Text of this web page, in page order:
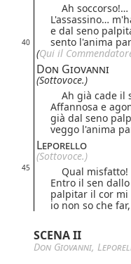
Ah
L'assassino…
e dal seno
40 sento l'anima
(Qui il
Don Giovanni
(Sottovoce.)
Ah già cade il
Affannosa e
già dal seno
veggo l'anima
Leporello
(Sottovoce.)
45 Qual misfatto!
Entro il sen
palpitar il cor mi
io non so che
SCENA II
Don Giovanni,